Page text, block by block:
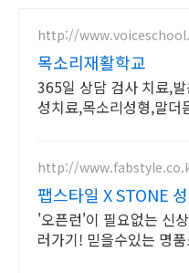
http://
목소리재활학교
365일 상담 검사 치료,
성치료,목소리성형,말더
http://
팹스타일 X STONE
'오픈런'이 필요없는 신
러가기! 믿을수있는 명